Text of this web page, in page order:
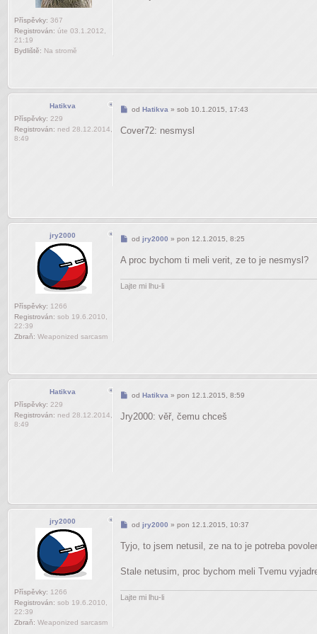
Příspěvky: 367
Registrován: úte 03.1.2012,
21:19
Bydliště: Na stromě
Hatikva
Příspěvky: 229
Registrován: ned 28.12.2014,
8:49
Příspěvek
od Hatikva » sob 10.1.2015, 17:43
Cover72: nesmysl
jry2000
Příspěvky: 1266
Registrován: sob 19.6.2010,
22:39
Zbraň: Weaponized sarcasm
Příspěvek
od jry2000 » pon 12.1.2015, 8:25
A proc bychom ti meli verit, ze to je nesmysl?
Lajte mi lhu-li
Hatikva
Příspěvky: 229
Registrován: ned 28.12.2014,
8:49
Příspěvek
od Hatikva » pon 12.1.2015, 8:59
Jry2000: věř, čemu chceš
jry2000
Příspěvky: 1266
Registrován: sob 19.6.2010,
22:39
Zbraň: Weaponized sarcasm
Příspěvek
od jry2000 » pon 12.1.2015, 10:37
Tyjo, to jsem netusil, ze na to je potreba
Stale netusim, proc bychom meli Tvemu
Lajte mi lhu-li